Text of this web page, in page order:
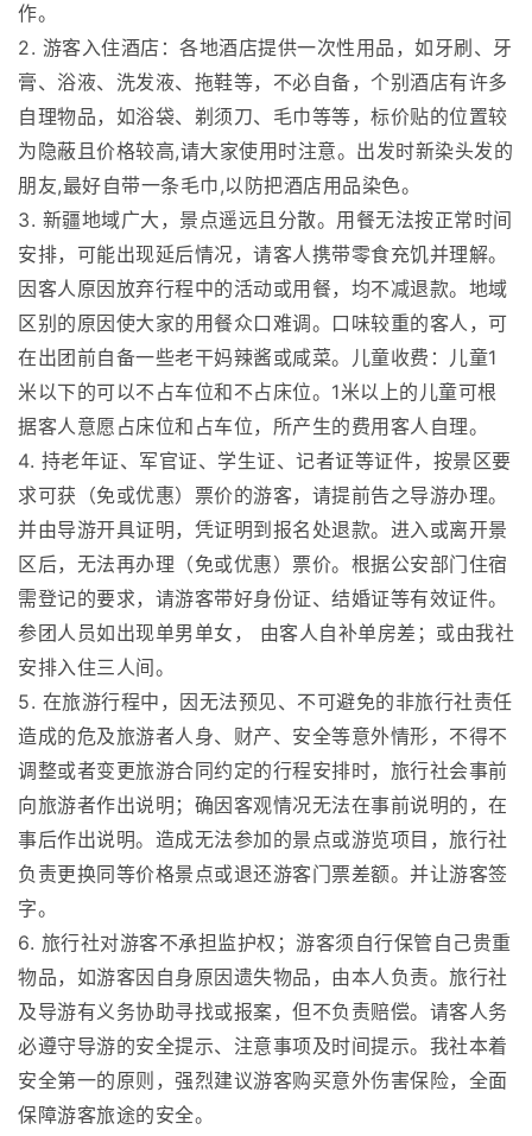
作。
2. 游客入住酒店：各地酒店提供一次性用品，如牙刷、牙
膏、浴液、洗发液、拖鞋等，不必自备，个别酒店有许多
自理物品，如浴袋、剃须刀、毛巾等等，标价贴的位置较
为隐蔽且价格较高,请大家使用时注意。出发时新染头发的
朋友,最好自带一条毛巾,以防把酒店用品染色。
3. 新疆地域广大，景点遥远且分散。用餐无法按正常时间
安排，可能出现延后情况，请客人携带零食充饥并理解。
因客人原因放弃行程中的活动或用餐，均不减退款。地域
区别的原因使大家的用餐众口难调。口味较重的客人，可
在出团前自备一些老干妈辣酱或咸菜。儿童收费：儿童1
米以下的可以不占车位和不占床位。1米以上的儿童可根
据客人意愿占床位和占车位，所产生的费用客人自理。
4. 持老年证、军官证、学生证、记者证等证件，按景区要
求可获（免或优惠）票价的游客，请提前告之导游办理。
并由导游开具证明，凭证明到报名处退款。进入或离开景
区后，无法再办理（免或优惠）票价。根据公安部门住宿
需登记的要求，请游客带好身份证、结婚证等有效证件。
参团人员如出现单男单女， 由客人自补单房差；或由我社
安排入住三人间。
5. 在旅游行程中，因无法预见、不可避免的非旅行社责任
造成的危及旅游者人身、财产、安全等意外情形，不得不
调整或者变更旅游合同约定的行程安排时，旅行社会事前
向旅游者作出说明；确因客观情况无法在事前说明的，在
事后作出说明。造成无法参加的景点或游览项目，旅行社
负责更换同等价格景点或退还游客门票差额。并让游客签
字。
6. 旅行社对游客不承担监护权；游客须自行保管自己贵重
物品，如游客因自身原因遗失物品，由本人负责。旅行社
及导游有义务协助寻找或报案，但不负责赔偿。请客人务
必遵守导游的安全提示、注意事项及时间提示。我社本着
安全第一的原则，强烈建议游客购买意外伤害保险，全面
保障游客旅途的安全。